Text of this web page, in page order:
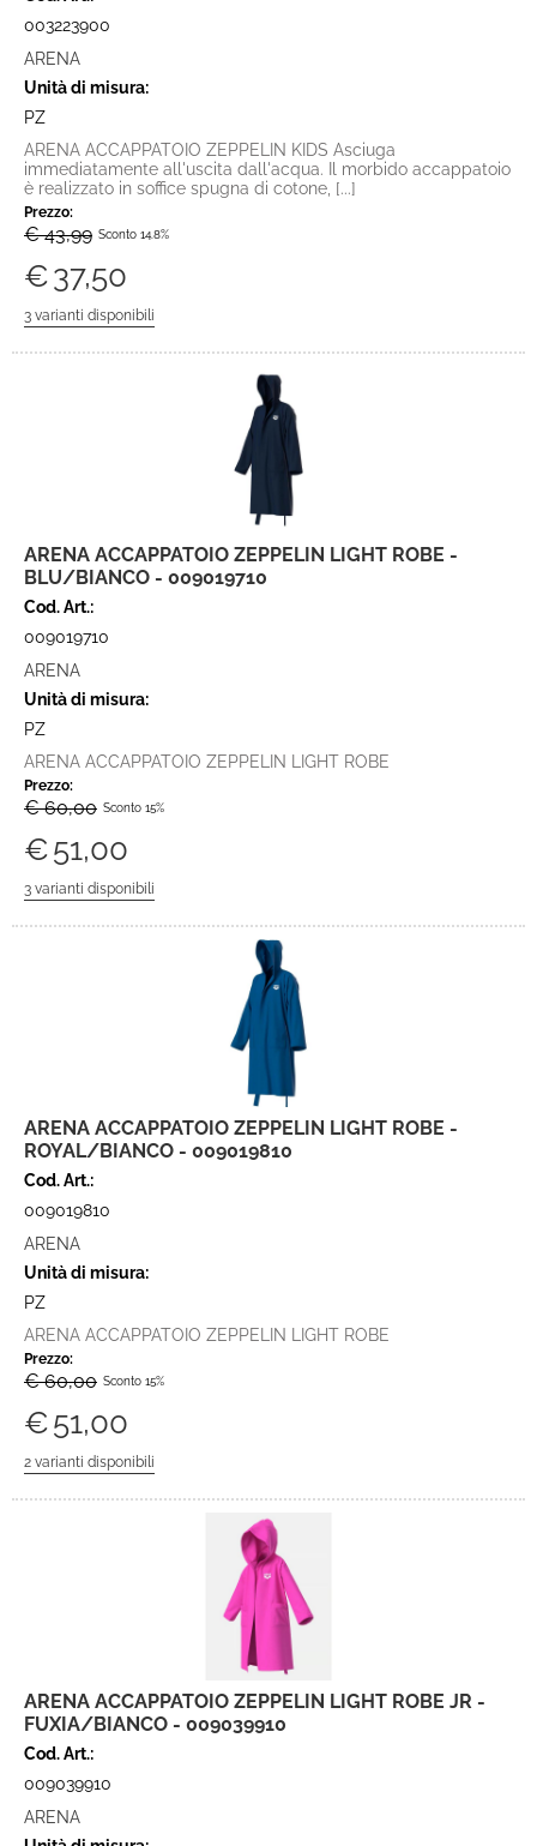
003223900
ARENA
Unità di misura:
PZ
ARENA ACCAPPATOIO ZEPPELIN KIDS Asciuga
immediatamente all'uscita dall'acqua. Il morbido accappatoio
è realizzato in soffice spugna di cotone, [...]
Prezzo:
€ 43,99 Sconto 14.8%
€37,50
ARENA ACCAPPATOIO ZEPPELIN LIGHT ROBE -
BLU/BIANCO - 009019710
Cod. Art.:
009019710
ARENA
Unità di misura:
PZ
ARENA ACCAPPATOIO ZEPPELIN LIGHT ROBE
Prezzo:
€ 60,00 Sconto 15%
€51,00
ARENA ACCAPPATOIO ZEPPELIN LIGHT ROBE -
ROYAL/BIANCO - 009019810
Cod. Art.:
009019810
ARENA
Unità di misura:
PZ
ARENA ACCAPPATOIO ZEPPELIN LIGHT ROBE
Prezzo:
€ 60,00 Sconto 15%
€51,00
ARENA ACCAPPATOIO ZEPPELIN LIGHT ROBE JR -
FUXIA/BIANCO - 009039910
Cod. Art.:
009039910
ARENA